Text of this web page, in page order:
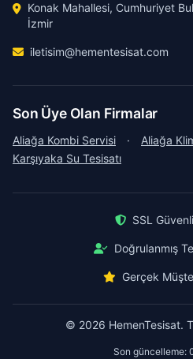
Konak Mahallesi, Cumhuriyet
İzmir
iletisim@hementesisat.com
Son Üye Olan Firmalar
Aliağa Kombi Servisi · Aliağa
Karşıyaka Su Tesisatı
SSL
Doğrulanmış
Gerçek
© 2026 HemenTesisat.
Son güncelleme: